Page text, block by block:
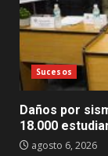
Sucesos
Daños por
18.000
agosto 6, 2026